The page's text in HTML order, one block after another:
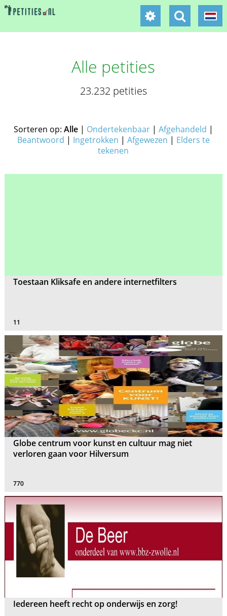
Alle petities
23.232 petities
Sorteren op: Alle| Ondertekenbaar| Afgehandeld |
Beantwoord | Ingetrokken | Afgewezen | Elders te
tekenen
Toestaan Kliksafe en andere internetfilters
11
Globe centrum voor kunst en cultuur mag niet
verloren gaan voor Hilversum
770
Iedereen heeft recht op onderwijs en zorg!